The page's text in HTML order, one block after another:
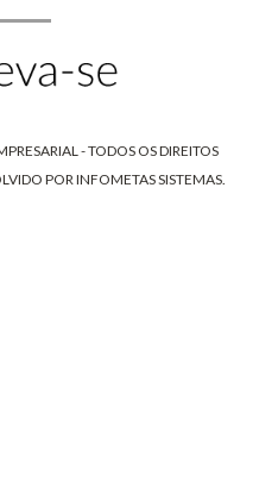
- TODOS OS DIREITOS
POR INFOMETAS SISTEMAS